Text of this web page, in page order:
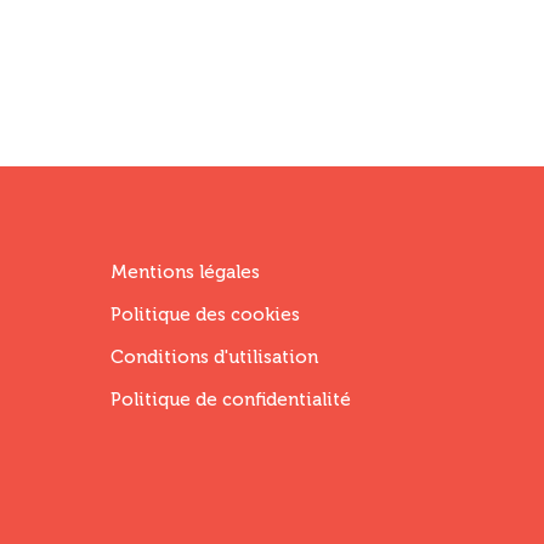
Menu
Footer
Fourth
Mentions légales
Politique des cookies
Conditions d'utilisation
Politique de confidentialité